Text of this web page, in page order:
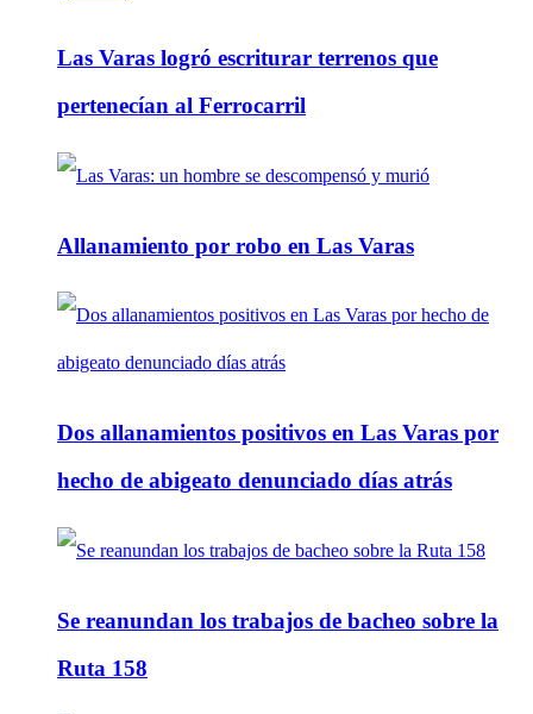
Las Varas logró escriturar terrenos que
pertenecían al Ferrocarril
Allanamiento por robo en Las Varas
Dos allanamientos positivos en Las Varas por
hecho de abigeato denunciado días atrás
Se reanundan los trabajos de bacheo sobre la
Ruta 158